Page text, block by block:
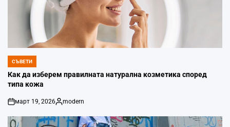
POSTED
IN
СЪВЕТИ
Как да изберем правилната натурална козметика според
типа кожа
on
март 19, 2026
Posted
by
modern